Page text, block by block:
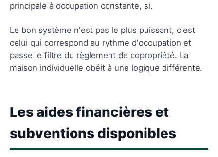
principale à occupation constante, si.
Le bon système n'est pas le plus puissant, c'est
celui qui correspond au rythme d'occupation et
passe le filtre du règlement de copropriété. La
maison individuelle obéit à une logique différente.
Les aides financières et
subventions disponibles